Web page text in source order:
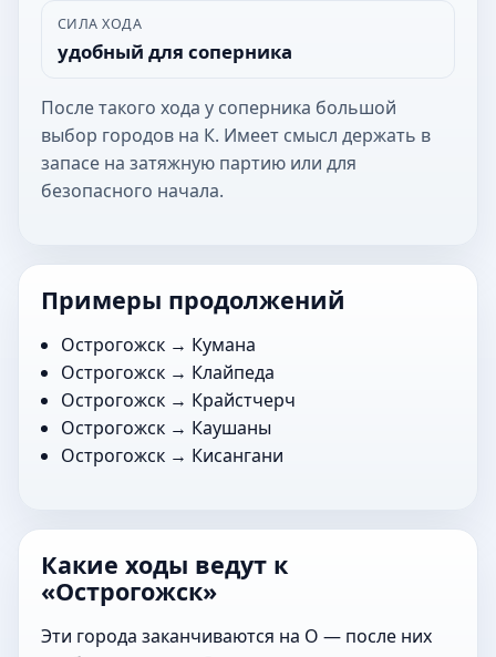
СИЛА ХОДА
удобный для соперника
После такого хода у соперника большой
выбор городов на К. Имеет смысл держать в
запасе на затяжную партию или для
безопасного начала.
Примеры продолжений
Острогожск → Кумана
Острогожск → Клайпеда
Острогожск → Крайстчерч
Острогожск → Каушаны
Острогожск → Кисангани
Какие ходы ведут к
«Острогожск»
Эти города заканчиваются на О — после них